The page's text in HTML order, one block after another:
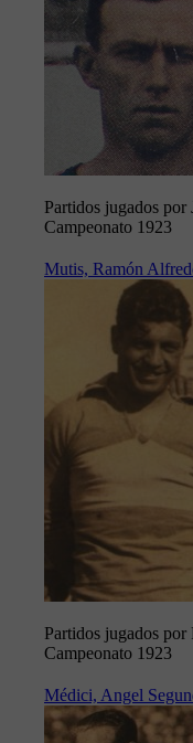
Partidos jugados por
Campeonato 1923
Mutis, Ramón
Partidos jugados
Campeonato 1923
Médici, Angel